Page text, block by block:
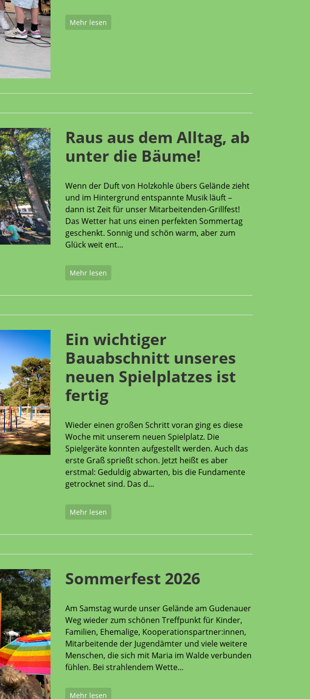
Mehr lesen
Raus aus dem Alltag, ab
unter die Bäume!
Wenn der Duft von Holzkohle übers Gelände zieht
und im Hintergrund entspannte Musik läuft –
dann ist Zeit für unser Mitarbeitenden-Grillfest!
Das Wetter hat uns einen perfekten Sommertag
geschenkt. Sonnig und schön warm, aber zum
Glück weit ent...
Mehr lesen
Ein wichtiger
Bauabschnitt unseres
neuen Spielplatzes ist
fertig
Wieder einen großen Schritt voran ging es diese
Woche mit unserem neuen Spielplatz. Die
Spielgeräte konnten aufgestellt werden. Auch das
erste Graß sprießt schon. Jetzt heißt es aber
erstmal: Geduldig abwarten, bis die Fundamente
getrocknet sind. Das d...
Mehr lesen
Sommerfest 2026
Am Samstag wurde unser Gelände am Gudenauer
Weg wieder zum schönen Treffpunkt für Kinder,
Familien, Ehemalige, Kooperationspartner:innen,
Mitarbeitende der Jugendämter und viele weitere
Menschen, die sich mit Maria im Walde verbunden
fühlen. Bei strahlendem Wette...
Mehr lesen